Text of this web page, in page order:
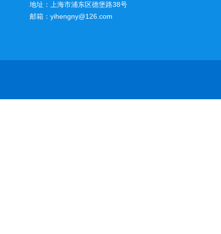
地址：上海市浦东区德堡路38号
邮箱：yihengny@126.com